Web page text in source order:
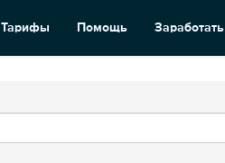
Тарифы Помощь Заработать